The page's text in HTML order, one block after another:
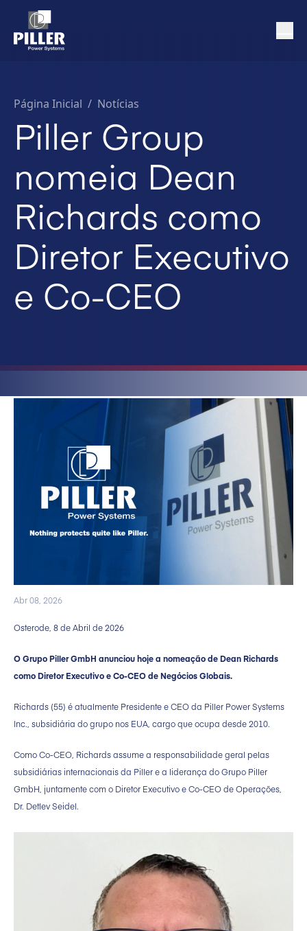
Página Inicial / Notícias
Piller Group
nomeia Dean
Richards como
Diretor Executivo
e Co-CEO
Abr 08, 2026
Osterode, 8 de Abril de 2026
O Grupo Piller GmbH anunciou hoje a nomeação de Dean Richards
como Diretor Executivo e Co-CEO de Negócios Globais.
Richards (55) é atualmente Presidente e CEO da Piller Power Systems
Inc., subsidiária do grupo nos EUA, cargo que ocupa desde 2010.
Como Co-CEO, Richards assume a responsabilidade geral pelas
subsidiárias internacionais da Piller e a liderança do Grupo Piller
GmbH, juntamente com o Diretor Executivo e Co-CEO de Operações,
Dr. Detlev Seidel.